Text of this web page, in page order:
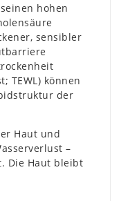
hohen
sensibler
TEWL) können
der
Haut und
–
Die Haut bleibt